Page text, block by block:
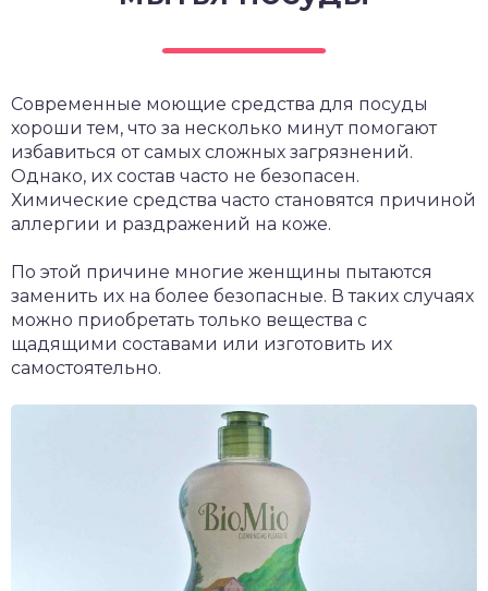
Современные моющие средства для посуды
хороши тем, что за несколько минут помогают
избавиться от самых сложных загрязнений.
Однако, их состав часто не безопасен.
Химические средства часто становятся причиной
аллергии и раздражений на коже.
По этой причине многие женщины пытаются
заменить их на более безопасные. В таких случаях
можно приобретать только вещества с
щадящими составами или изготовить их
самостоятельно.